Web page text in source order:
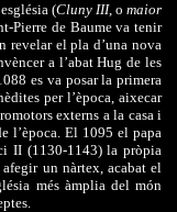
(Cluny III, omaior
Pierre de Baume va tenir
revelar el pla d’una nova
a l’abat Hug de les
es va posar la primera
per l’època, aixecar
externs a la casa i
l’època. El 1095 el papa
II (1130-1143) la pròpia
un nàrtex, acabat el
més àmplia del món